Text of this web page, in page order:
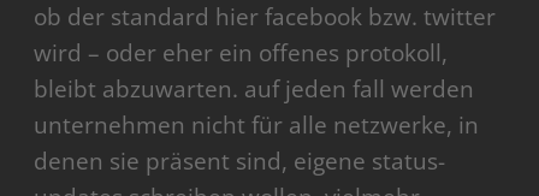
ob der standard hier facebook bzw. twitter
wird – oder eher ein offenes protokoll,
bleibt abzuwarten. auf jeden fall werden
unternehmen nicht für alle netzwerke, in
denen sie präsent sind, eigene status-